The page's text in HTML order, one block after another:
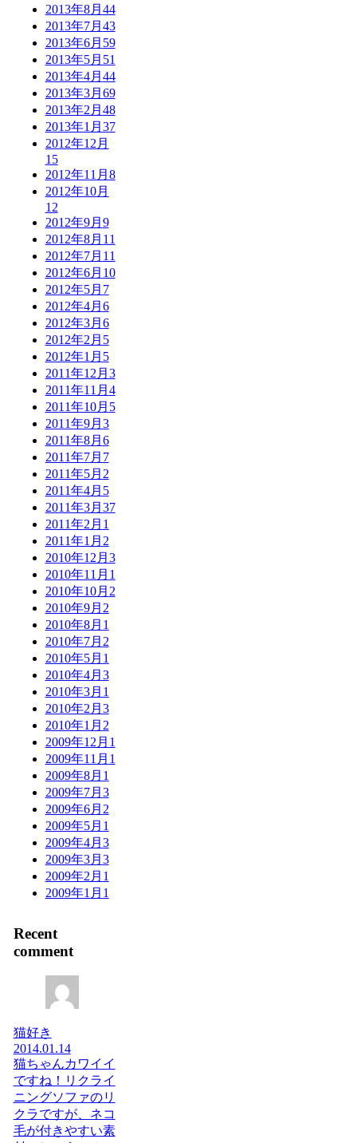
2013年8月 44
2013年7月 43
2013年6月 59
2013年5月 51
2013年4月 44
2013年3月 69
2013年2月 48
2013年1月 37
2012年12月
15
2012年11月 8
2012年10月
12
2012年9月 9
2012年8月 11
2012年7月 11
2012年6月 10
2012年5月 7
2012年4月 6
2012年3月 6
2012年2月 5
2012年1月 5
2011年12月 3
2011年11月 4
2011年10月 5
2011年9月 3
2011年8月 6
2011年7月 7
2011年5月 2
2011年4月 5
2011年3月 37
2011年2月 1
2011年1月 2
2010年12月 3
2010年11月 1
2010年10月 2
2010年9月 2
2010年8月 1
2010年7月 2
2010年5月 1
2010年4月 3
2010年3月 1
2010年2月 3
2010年1月 2
2009年12月 1
2009年11月 1
2009年8月 1
2009年7月 3
2009年6月 2
2009年5月 1
2009年4月 3
2009年3月 3
2009年2月 1
2009年1月 1
Recent
comment
猫好き
2014.01.14
猫ちゃんカワイイ
ですね！リクライ
ニングソファのリ
クラですが、ネコ
毛が付きやすい素